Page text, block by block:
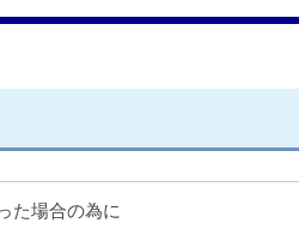
た場合の為に